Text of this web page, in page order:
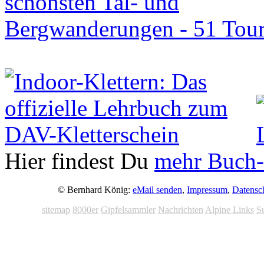
Hier findest Du mehr
© Bernhard König: eMail senden, Impressum,
sitemap 8000er Gipfelsammler Nachrichten Alpine Links